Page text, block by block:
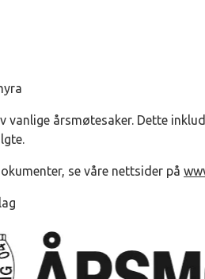
vanlige årsmøtesaker. Dette
se våre nettsider på